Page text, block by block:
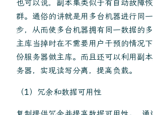
也可以说，副本集类似于有自动故障
群。通俗的讲就是用多台机器进行同
步，从而使多台机器拥有同一数据的
主库当掉时在不需要用户干预的情况
份服务器做主库。而且还可以利用副
务器，实现读写分离，提高负载。
（1）冗余和数据可用性